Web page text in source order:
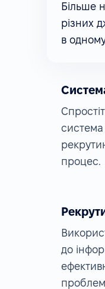
Більше
різних
в
процес.
до